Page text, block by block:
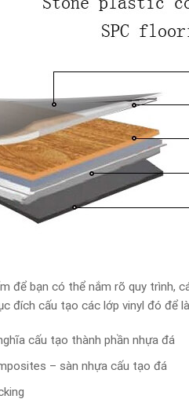
để bạn có thể nắm rõ quy trình,
đích cấu tạo các lớp vinyl đó để
cấu tạo thành phần nhựa đá
– sàn nhựa cấu tạo đá